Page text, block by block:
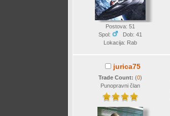
Postova: 51
Spol:
Dob: 41
Lokacija: Rab
jurica75
Trade Count:(0)
Punopravni član